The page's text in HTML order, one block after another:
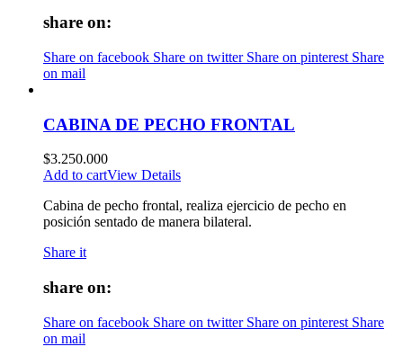
share on:
Share on facebook Share on twitter Share on pinterest Share
on mail
CABINA DE PECHO FRONTAL
$3.250.000
Add to cartView Details
Cabina de pecho frontal, realiza ejercicio de pecho en
posición sentado de manera bilateral.
Share it
share on:
Share on facebook Share on twitter Share on pinterest Share
on mail